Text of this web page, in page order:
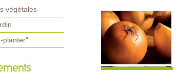
végétales
planter"